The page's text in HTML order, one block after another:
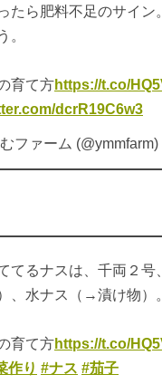
たら肥料不足のサイン
。
育て方https://t.co/
dcrR19C6w3
ファーム (@ymmfarm)
てるナスは、千両２
、水ナス（→漬け物）。
育て方https://t.co/
作り #ナス #茄子